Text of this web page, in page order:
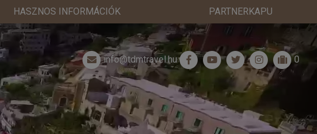
HASZNOS INFORMÁCIÓK PARTNERKAPU
info@tdmtravel.hu 0